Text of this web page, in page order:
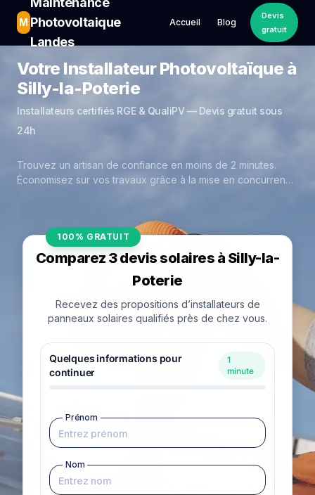
M Photovoltaique
Landes
Accueil Blog
Devis
gratuit
Votre Installateur Photovoltaïque à
Silly-la-Poterie
Installateurs certifiés RGE & QualiPV — Devis gratuit sous
24h
Trouvez un artisan de confiance en moins de 2 minutes.
Économisez sur vos travaux grâce à la mise en concurrence
100% GRATUIT
Comparez 3 devis solaires à Silly-la-
Poterie
Recevez des propositions d’installateurs de
panneaux solaires qualifiés près de chez vous.